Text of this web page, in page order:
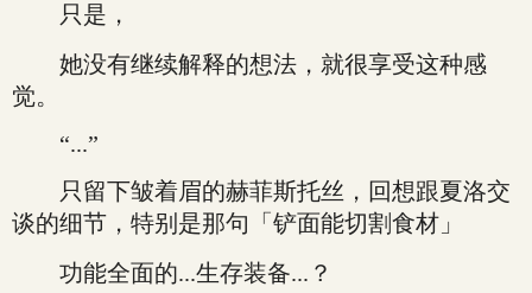
只是，
她没有继续解释的想法，就很享受这种感
觉。
“...”
只留下皱着眉的赫菲斯托丝，回想跟夏洛交
谈的细节，特别是那句「铲面能切割食材」
功能全面的...生存装备...？